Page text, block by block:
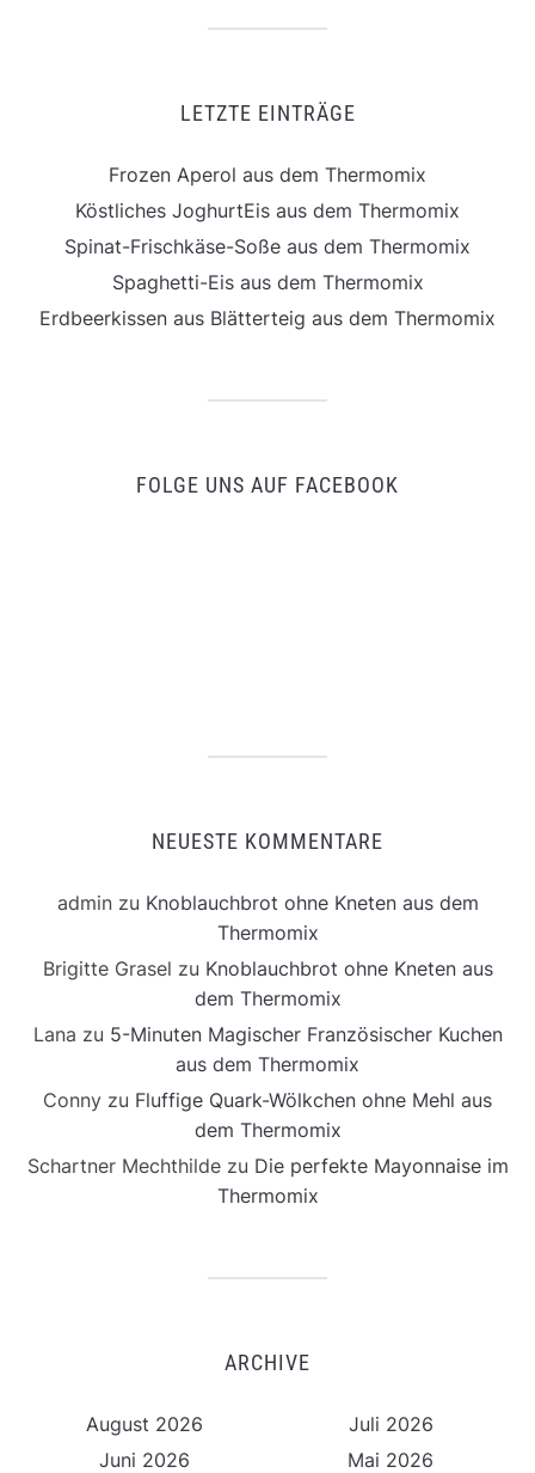
LETZTE EINTRÄGE
Frozen Aperol aus dem Thermomix
Köstliches JoghurtEis aus dem Thermomix
Spinat-Frischkäse-Soße aus dem Thermomix
Spaghetti-Eis aus dem Thermomix
Erdbeerkissen aus Blätterteig aus dem Thermomix
FOLGE UNS AUF FACEBOOK
NEUESTE KOMMENTARE
adminzu Knoblauchbrot ohne Kneten aus dem
Thermomix
Brigitte Grasel zu Knoblauchbrot ohne Kneten aus
dem Thermomix
Lana zu 5-Minuten Magischer Französischer Kuchen
aus dem Thermomix
Conny zu Fluffige Quark-Wölkchen ohne Mehl aus
dem Thermomix
Schartner Mechthildezu Die perfekte Mayonnaise im
Thermomix
ARCHIVE
August 2026
Juli 2026
Juni 2026
Mai 2026